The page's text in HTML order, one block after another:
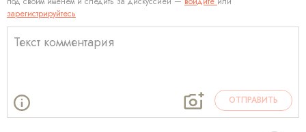
зарегистрируйтесь
ОТПРАВИТЬ